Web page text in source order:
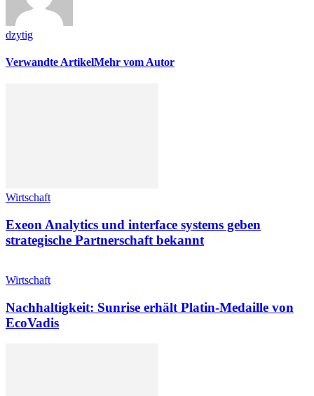
dzytig
Verwandte ArtikelMehr vom Autor
Wirtschaft
Exeon Analytics und interface systems geben
strategische Partnerschaft bekannt
Wirtschaft
Nachhaltigkeit: Sunrise erhält Platin-Medaille von
EcoVadis